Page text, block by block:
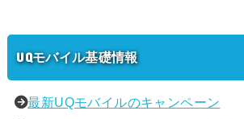
UQモバイル基礎情報
最新UQモバイルのキャンペーン